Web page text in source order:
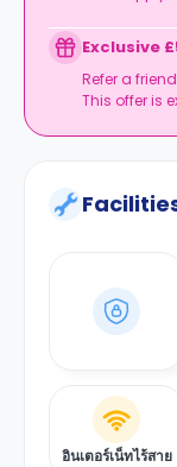
Exclusive
Refer a
This offer is
อินเตอร์เน็ทไร้สาย